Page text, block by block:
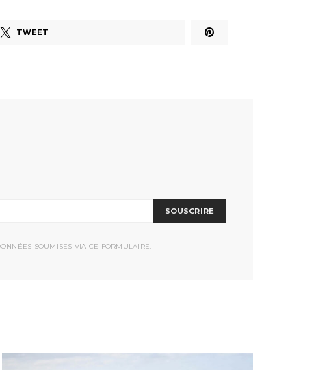
TWEET
SOUSCRIRE
SOUMISES VIA CE FORMULAIRE.